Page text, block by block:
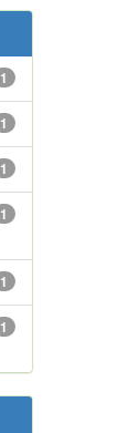
1
1
1
1
1
1